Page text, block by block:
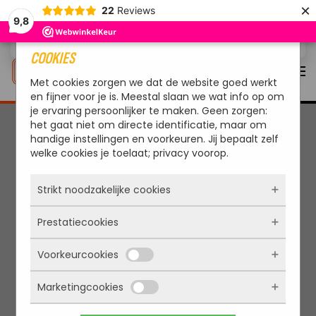
9,8
22 Reviews ×
Overslaan en naar de inhoud gaan
COOKIES
Met cookies zorgen we dat de website goed werkt
en fijner voor je is. Meestal slaan we wat info op om
je ervaring persoonlijker te maken. Geen zorgen:
het gaat niet om directe identificatie, maar om
handige instellingen en voorkeuren. Jij bepaalt zelf
welke cookies je toelaat; privacy voorop.
Strikt noodzakelijke cookies
Deze cookies zorgen ervoor dat de website
überhaupt werkt. Ze zijn dus altijd actief en
kunnen niet worden uitgezet. Meestal worden
ze alleen geplaatst als jij iets doet, zoals
inloggen, een formulier invullen of je
privacyvoorkeuren opslaan. Je kunt je browser
zo instellen dat hij deze cookies blokkeert of je
Prestatiecookies
Met deze cookies zien we hoe vaak onze site
bezocht wordt, waar bezoekers vandaan
komen en welke pagina’s populair zijn. Zo
kunnen we de website blijven verbeteren.
Voorkeurcookies
Deze cookies onthouden jouw voorkeuren.
Bijvoorbeeld taalkeuze of ingevulde gegevens.
Marketingcookies